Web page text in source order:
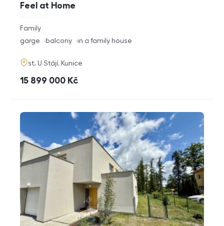
Feel at Home
rozměry
disposition
Family
funkce
garge balcony in a family house
adresa
st. U Stájí, Kunice
cena
15 899 000 Kč